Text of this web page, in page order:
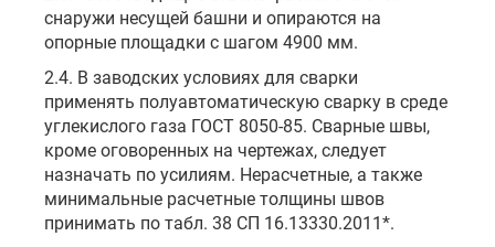
снаружи несущей башни и опираются на
опорные площадки с шагом 4900 мм.
2.4. В заводских условиях для сварки
применять полуавтоматическую сварку в среде
углекислого газа ГОСТ 8050-85. Сварные швы,
кроме оговоренных на чертежах, следует
назначать по усилиям. Нерасчетные, а также
минимальные расчетные толщины швов
принимать по табл. 38 СП 16.13330.2011*.